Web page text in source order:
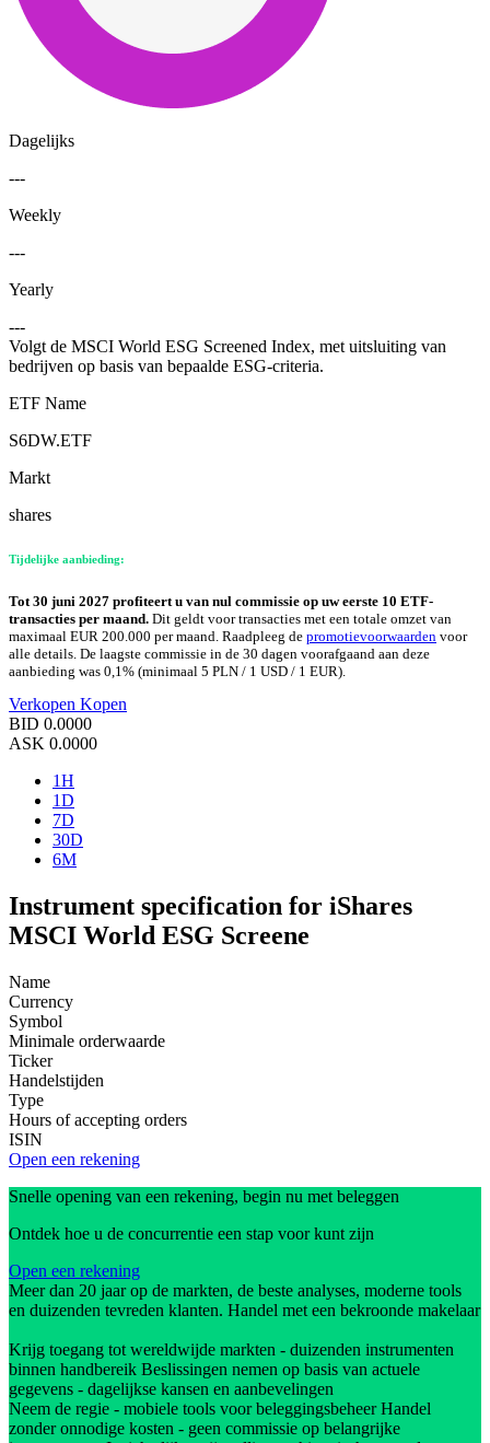
Dagelijks
---
Weekly
---
Yearly
---
Volgt de MSCI World ESG Screened Index, met uitsluiting van
bedrijven op basis van bepaalde ESG-criteria.
ETF Name
S6DW.ETF
Markt
shares
Tijdelijke aanbieding:
Tot 30 juni 2027 profiteert u van nul commissie op uw eerste 10 ETF-
transacties per maand. Dit geldt voor transacties met een totale omzet van
maximaal EUR 200.000 per maand. Raadpleeg de promotievoorwaarden voor
alle details. De laagste commissie in de 30 dagen voorafgaand aan deze
aanbieding was 0,1% (minimaal 5 PLN / 1 USD / 1 EUR).
Verkopen Kopen
BID 0.0000
ASK 0.0000
1H
1D
7D
30D
6M
Instrument specification for iShares
MSCI World ESG Screene
Name
Currency
Symbol
Minimale orderwaarde
Ticker
Handelstijden
Type
Hours of accepting orders
ISIN
Open een rekening
Snelle opening van een rekening, begin nu met beleggen
Ontdek hoe u de concurrentie een stap voor kunt zijn
Open een rekening
Meer dan 20 jaar op de markten, de beste analyses, moderne tools
en duizenden tevreden klanten. Handel met een bekroonde makelaar
Krijg toegang tot wereldwijde markten - duizenden instrumenten
binnen handbereik Beslissingen nemen op basis van actuele
gegevens - dagelijkse kansen en aanbevelingen
Neem de regie - mobiele tools voor beleggingsbeheer Handel
zonder onnodige kosten - geen commissie op belangrijke